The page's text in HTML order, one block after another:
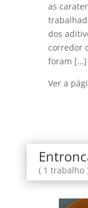
as
dos
corredor
foram […]
Ver a
( 1 trabalho